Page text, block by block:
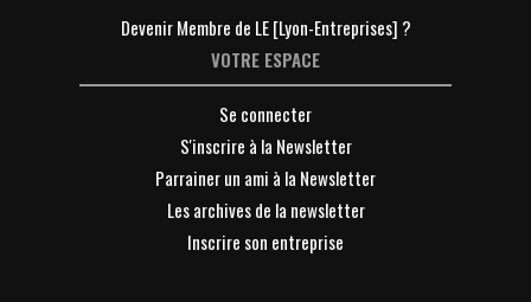
Devenir Membre de LE [Lyon-Entreprises] ?
VOTRE ESPACE
Se connecter
S'inscrire à la Newsletter
Parrainer un ami à la Newsletter
Les archives de la newsletter
Inscrire son entreprise